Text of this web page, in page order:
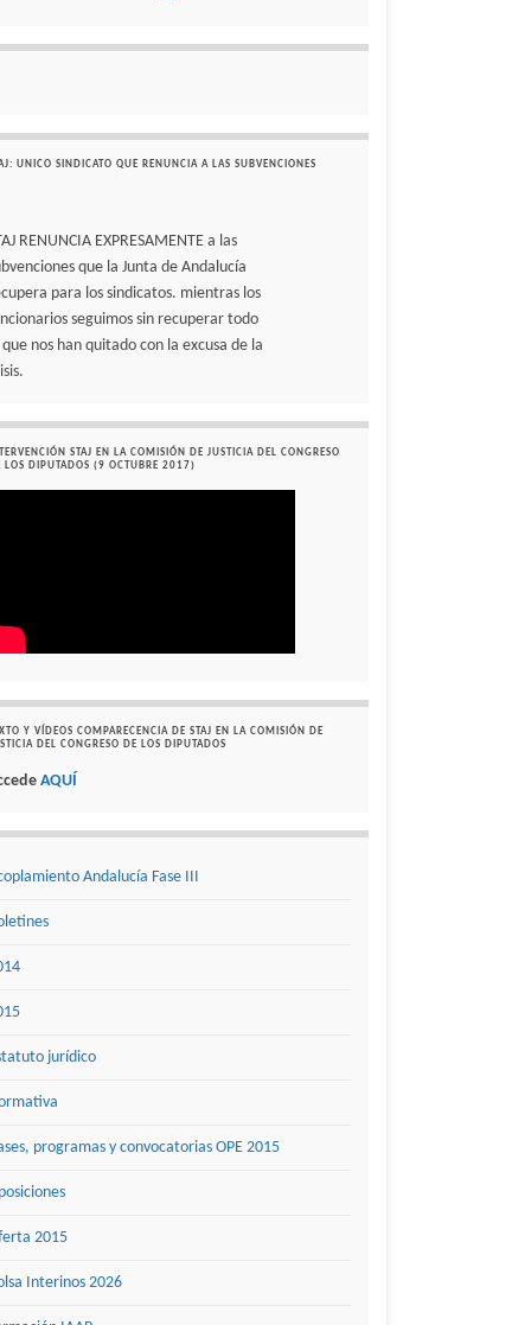
UNICO SINDICATO QUE RENUNCIA A LAS SUBVENCIONES
RENUNCIA EXPRESAMENTE a las
que la Junta de Andalucía
para los sindicatos. mientras los
seguimos sin recuperar todo
que nos han quitado con la excusa de la
STAJ EN LA COMISIÓN DE JUSTICIA DEL CONGRESO
LOS DIPUTADOS (9 OCTUBRE 2017)
Y VÍDEOS COMPARECENCIA DE STAJ EN LA COMISIÓN DE
DEL CONGRESO DE LOS DIPUTADOS
AQUÍ
Andalucía Fase III
jurídico
programas y convocatorias OPE 2015
2015
Interinos 2026